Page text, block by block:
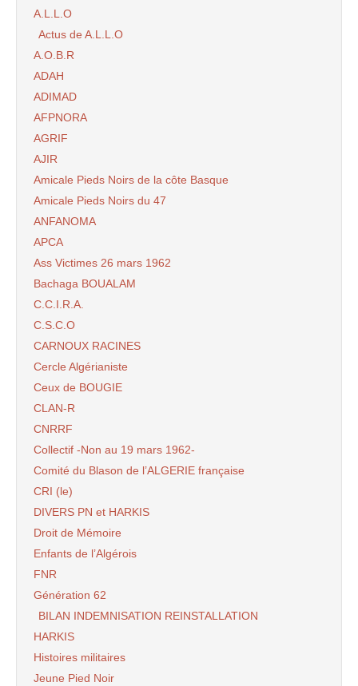
A.L.L.O
Actus de A.L.L.O
A.O.B.R
ADAH
ADIMAD
AFPNORA
AGRIF
AJIR
Amicale Pieds Noirs de la côte Basque
Amicale Pieds Noirs du 47
ANFANOMA
APCA
Ass Victimes 26 mars 1962
Bachaga BOUALAM
C.C.I.R.A.
C.S.C.O
CARNOUX RACINES
Cercle Algérianiste
Ceux de BOUGIE
CLAN-R
CNRRF
Collectif -Non au 19 mars 1962-
Comité du Blason de l’ALGERIE française
CRI (le)
DIVERS PN et HARKIS
Droit de Mémoire
Enfants de l’Algérois
FNR
Génération 62
BILAN INDEMNISATION REINSTALLATION
HARKIS
Histoires militaires
Jeune Pied Noir